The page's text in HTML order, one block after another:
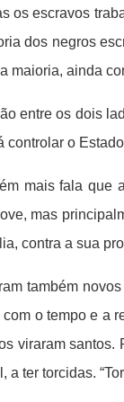
os escravos
dos negros
maioria, ainda
entre os dois
controlar o
mais fala que
mas
contra a sua
também
com o tempo e a
viraram santos.
a ter torcidas.